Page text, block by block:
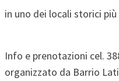
in uno dei locali storici
Info e prenotazioni cel.
organizzato da Barrio